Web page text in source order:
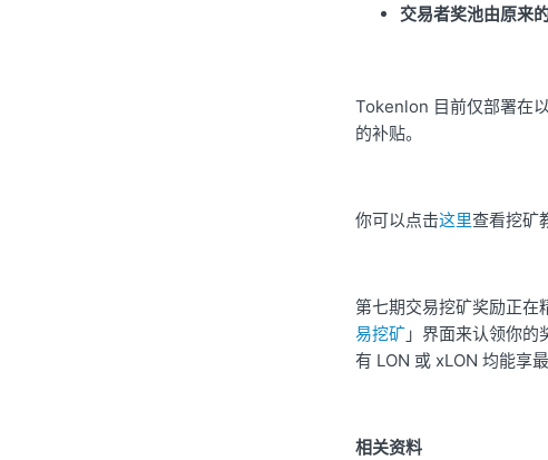
交易者奖池由原来
Tokenlon 目前仅部署在
的补贴。
你可以点击这里查看挖矿
第七期交易挖矿奖励正在
易挖矿 」界面来认领你
有 LON 或 xLON 均能享
相关资料